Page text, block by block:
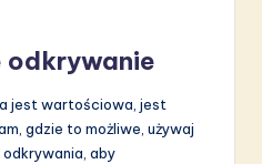
odkrywanie
jest wartościowa, jest
gdzie to możliwe, używaj
aby